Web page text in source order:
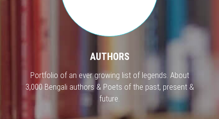
AUTHORS
Portfolio of an ever growing list of legends. About
3,000 Bengali authors & Poets of the past, present &
future.